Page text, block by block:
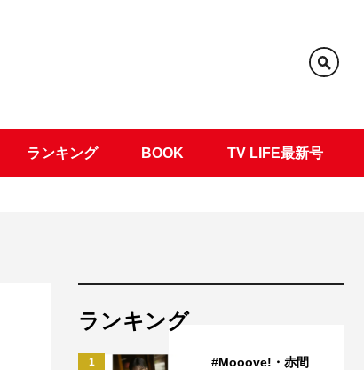
ランキング BOOK TV LIFE最新号
ランキング
1
#Mooove!・赤間